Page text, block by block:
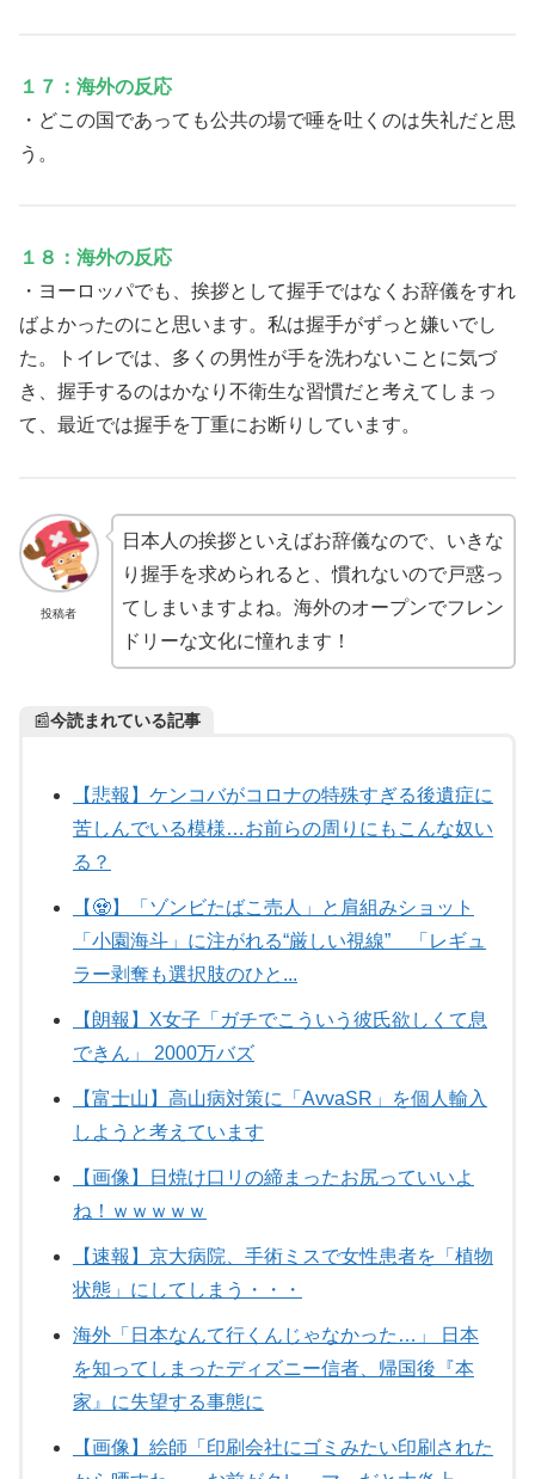
１７：海外の反応
・どこの国であっても公共の場で唾を吐くのは失礼だと思
う。
１８：海外の反応
・ヨーロッパでも、挨拶として握手ではなくお辞儀をすれ
ばよかったのにと思います。私は握手がずっと嫌いでし
た。トイレでは、多くの男性が手を洗わないことに気づ
き、握手するのはかなり不衛生な習慣だと考えてしまっ
て、最近では握手を丁重にお断りしています。
投稿者
日本人の挨拶といえばお辞儀なので、いきな
り握手を求められると、慣れないので戸惑っ
てしまいますよね。海外のオープンでフレン
ドリーな文化に憧れます！
📰今読まれている記事
【悲報】ケンコバがコロナの特殊すぎる後遺症に
苦しんでいる模様…お前らの周りにもこんな奴い
る？
【🧟】「ゾンビたばこ売人」と肩組みショット
「小園海斗」に注がれる“厳しい視線” 「レギュ
ラー剥奪も選択肢のひと...
【朗報】X女子「ガチでこういう彼氏欲しくて息
できん」 2000万バズ
【富士山】高山病対策に「AvvaSR」を個人輸入
しようと考えています
【画像】日焼け口リの締まったお尻っていいよ
ね！ｗｗｗｗｗ
【速報】京大病院、手術ミスで女性患者を「植物
状態」にしてしまう・・・
海外「日本なんて行くんじゃなかった…」 日本
を知ってしまったディズニー信者、帰国後『本
家』に失望する事態に
【画像】絵師「印刷会社にゴミみたい印刷された